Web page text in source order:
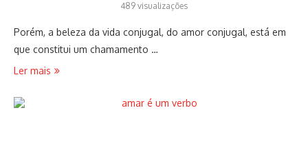
489 visualizações
Porém, a beleza da vida conjugal, do amor conjugal, está em
que constitui um chamamento …
Ler mais